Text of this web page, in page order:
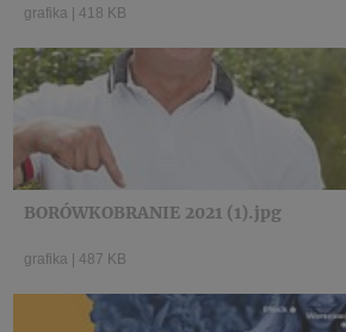
grafika 418 KB
BORÓWKOBRANIE 2021 (1).jpg
grafika 487 KB